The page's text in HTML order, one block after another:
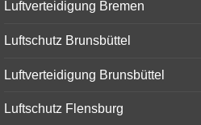
Luftverteidigung Bremen
Luftschutz Brunsbüttel
Luftverteidigung Brunsbüttel
Luftschutz Flensburg